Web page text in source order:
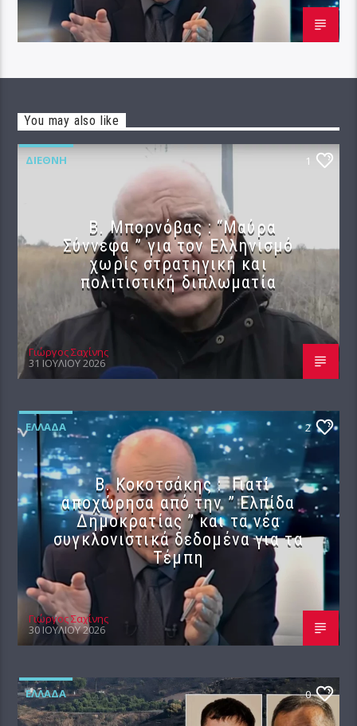
You may also like
ΔΙΕΘΝΉ 1
B. Μπορνόβας : “Μαύρα
Σύννεφα ” για τον Ελληνισμό
χωρίς στρατηγική και
πολιτιστική διπλωματία
Γιώργος Σαχίνης
31 ΙΟΥΛΊΟΥ 2026
ΕΛΛΆΔΑ 2
Β. Κοκοτσάκης : Γιατί
αποχώρησα από την ” Ελπίδα
Δημοκρατίας ” και τα νέα
συγκλονιστικά δεδομένα για τα
Τέμπη
Γιώργος Σαχίνης
30 ΙΟΥΛΊΟΥ 2026
ΕΛΛΆΔΑ 0